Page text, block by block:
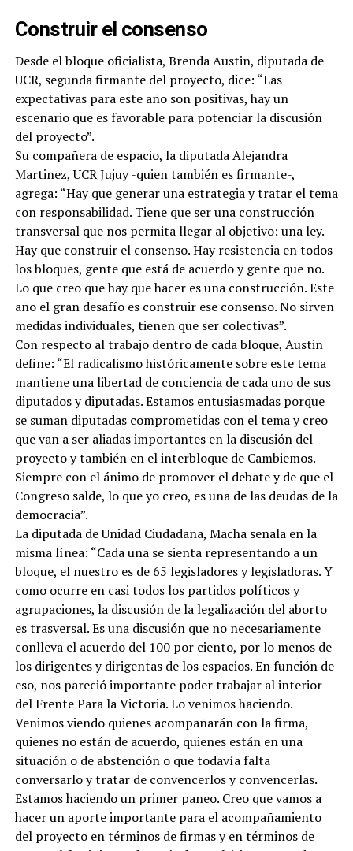
Construir el consenso
Desde el bloque oficialista, Brenda Austin, diputada de
UCR, segunda firmante del proyecto, dice: “Las
expectativas para este año son positivas, hay un
escenario que es favorable para potenciar la discusión
del proyecto”.
Su compañera de espacio, la diputada Alejandra
Martinez, UCR Jujuy -quien también es firmante-,
agrega: “Hay que generar una estrategia y tratar el tema
con responsabilidad. Tiene que ser una construcción
transversal que nos permita llegar al objetivo: una ley.
Hay que construir el consenso. Hay resistencia en todos
los bloques, gente que está de acuerdo y gente que no.
Lo que creo que hay que hacer es una construcción. Este
año el gran desafío es construir ese consenso. No sirven
medidas individuales, tienen que ser colectivas”.
Con respecto al trabajo dentro de cada bloque, Austin
define: “El radicalismo históricamente sobre este tema
mantiene una libertad de conciencia de cada uno de sus
diputados y diputadas. Estamos entusiasmadas porque
se suman diputadas comprometidas con el tema y creo
que van a ser aliadas importantes en la discusión del
proyecto y también en el interbloque de Cambiemos.
Siempre con el ánimo de promover el debate y de que el
Congreso salde, lo que yo creo, es una de las deudas de la
democracia”.
La diputada de Unidad Ciudadana, Macha señala en la
misma línea: “Cada una se sienta representando a un
bloque, el nuestro es de 65 legisladores y legisladoras. Y
como ocurre en casi todos los partidos políticos y
agrupaciones, la discusión de la legalización del aborto
es trasversal. Es una discusión que no necesariamente
conlleva el acuerdo del 100 por ciento, por lo menos de
los dirigentes y dirigentas de los espacios. En función de
eso, nos pareció importante poder trabajar al interior
del Frente Para la Victoria. Lo venimos haciendo.
Venimos viendo quienes acompañarán con la firma,
quienes no están de acuerdo, quienes están en una
situación o de abstención o que todavía falta
conversarlo y tratar de convencerlos y convencerlas.
Estamos haciendo un primer paneo. Creo que vamos a
hacer un aporte importante para el acompañamiento
del proyecto en términos de firmas y en términos de